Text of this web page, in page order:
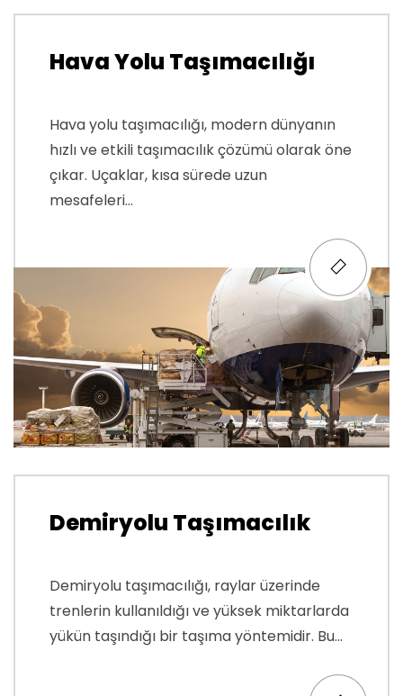
Hava Yolu Taşımacılığı
Hava yolu taşımacılığı, modern dünyanın
hızlı ve etkili taşımacılık çözümü olarak öne
çıkar. Uçaklar, kısa sürede uzun
mesafeleri...
Demiryolu Taşımacılık
Demiryolu taşımacılığı, raylar üzerinde
trenlerin kullanıldığı ve yüksek miktarlarda
yükün taşındığı bir taşıma yöntemidir. Bu...